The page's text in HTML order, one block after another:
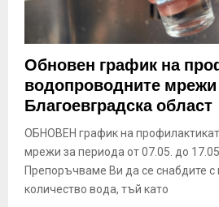
Обновен график на
водопроводните мрежи
Благоевградска област
ОБНОВЕН график на
мрежи за периода от 07.05. до
Препоръчваме Ви да се снабдите
количество вода, тъй като